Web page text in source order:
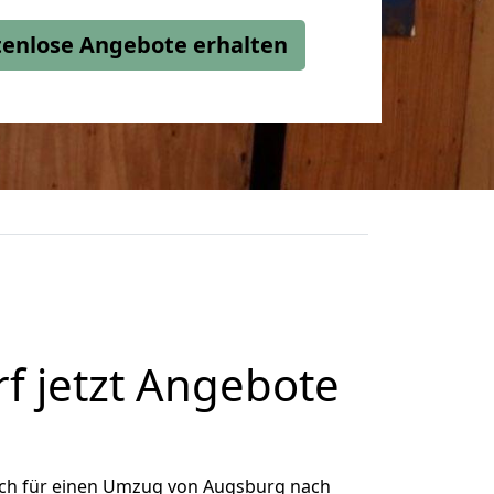
Angebote erhalten
jetzt Angebote
für einen Umzug von Augsburg nach